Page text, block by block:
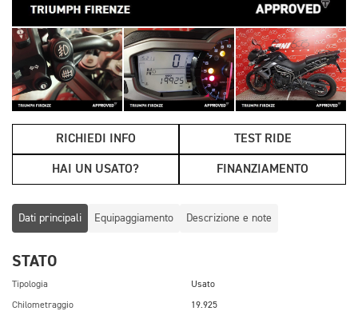
RICHIEDI INFO TEST RIDE
HAI UN USATO? FINANZIAMENTO
Dati principali Equipaggiamento Descrizione e note
STATO
Tipologia Usato
Chilometraggio 19.925